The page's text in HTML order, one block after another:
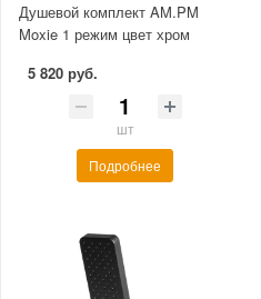
Душевой комплект AM.PM
Moxie 1 режим цвет хром
5 820 руб.
шт
Подробнее